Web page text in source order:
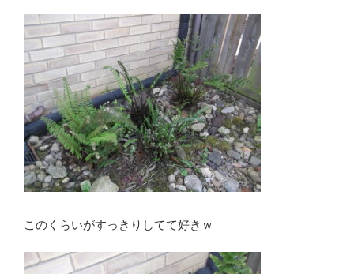
このくらいがすっきりしてて好きｗ